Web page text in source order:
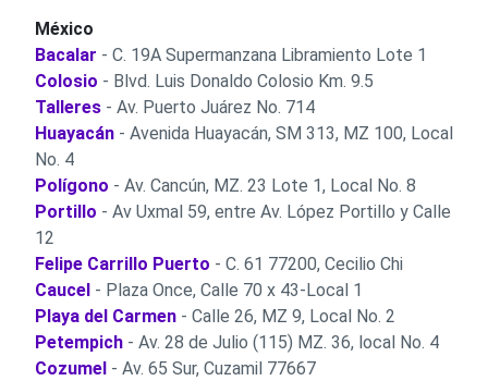
México
Bacalar - C. 19A Supermanzana Libramiento Lote 1
Colosio - Blvd. Luis Donaldo Colosio Km. 9.5
Talleres - Av. Puerto Juárez No. 714
Huayacán - Avenida Huayacán, SM 313, MZ 100, Local
No. 4
Polígono - Av. Cancún, MZ. 23 Lote 1, Local No. 8
Portillo - Av Uxmal 59, entre Av. López Portillo y Calle
12
Felipe Carrillo Puerto - C. 61 77200, Cecilio Chi
Caucel - Plaza Once, Calle 70 x 43-Local 1
Playa del Carmen - Calle 26, MZ 9, Local No. 2
Petempich - Av. 28 de Julio (115) MZ. 36, local No. 4
Cozumel - Av. 65 Sur, Cuzamil 77667